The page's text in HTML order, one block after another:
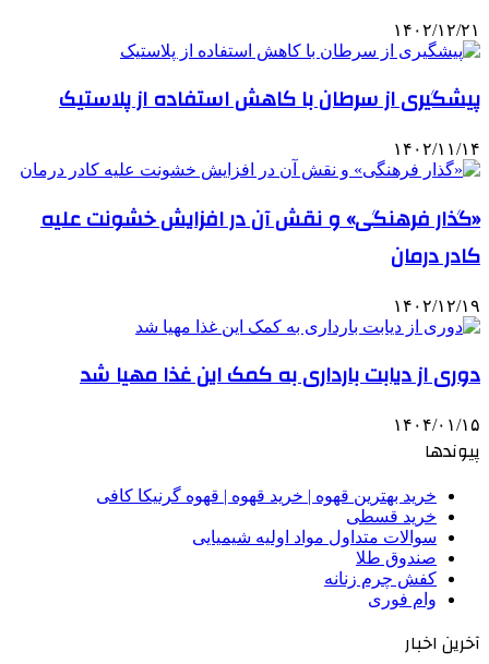
۱۴۰۲/۱۲/۲۱
پیشگیری از سرطان با کاهش استفاده از پلاستیک
۱۴۰۲/۱۱/۱۴
«گذار فرهنگی» و نقش آن در افزایش خشونت علیه
کادر درمان
۱۴۰۲/۱۲/۱۹
دوری از دیابت بارداری به کمک این غذا مهیا شد
۱۴۰۴/۰۱/۱۵
پیوندها
خرید بهترین قهوه | خرید قهوه | قهوه گرنیکا کافی
خرید قسطی
سوالات متداول مواد اولیه شیمیایی
صندوق طلا
کفش چرم زنانه
وام فوری
آخرین اخبار